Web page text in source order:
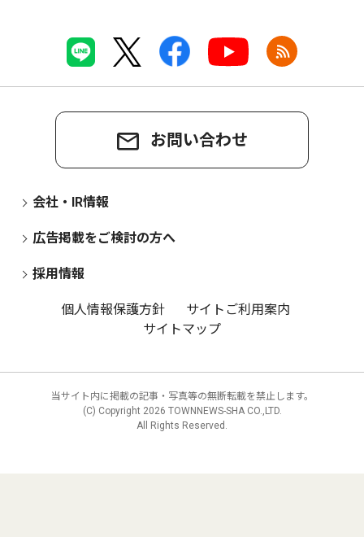
お問い合わせ
会社・IR情報
広告掲載をご検討の方へ
採用情報
個人情報保護方針
サイトご利用案内
サイトマップ
当サイト内に掲載の記事・写真等の無断転載を禁止します。
(C) Copyright 2026 TOWNNEWS-SHA CO.,LTD.
All Rights Reserved.